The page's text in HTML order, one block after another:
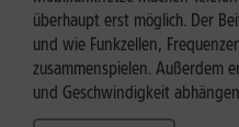
überhaupt erst möglich. Der
und wie Funkzellen,
zusammenspielen. Außerdem
und Geschwindigkeit